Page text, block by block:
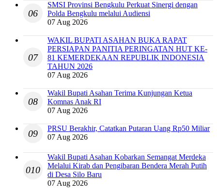
06
SMSI Provinsi Bengkulu Perkuat Sinergi dengan
Polda Bengkulu melalui Audiensi
07 Aug 2026
07
WAKIL BUPATI ASAHAN BUKA RAPAT
PERSIAPAN PANITIA PERINGATAN HUT KE-
81 KEMERDEKAAN REPUBLIK INDONESIA
TAHUN 2026
07 Aug 2026
08
Wakil Bupati Asahan Terima Kunjungan Ketua
Komnas Anak RI
07 Aug 2026
09
PRSU Berakhir, Catatkan Putaran Uang Rp50 Miliar
07 Aug 2026
010
Wakil Bupati Asahan Kobarkan Semangat Merdeka
Melalui Kirab dan Pengibaran Bendera Merah Putih
di Desa Silo Baru
07 Aug 2026